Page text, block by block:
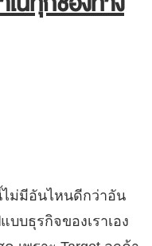
ไม่มีอันไหนดีกว่าอัน
บธุรกิจของเราเอง